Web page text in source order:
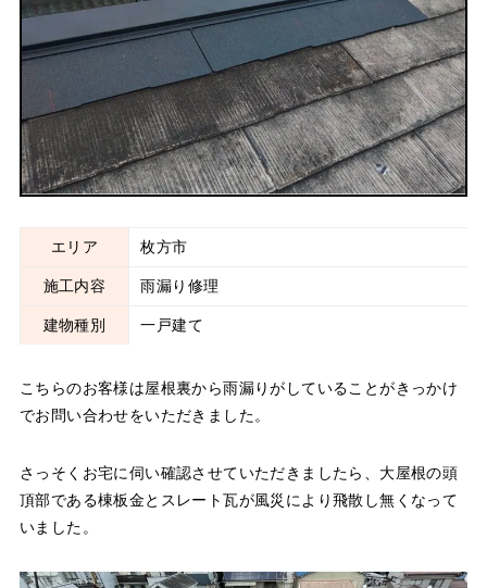
エリア 枚方市
施工内容 雨漏り修理
建物種別 一戸建て
こちらのお客様は屋根裏から雨漏りがしていることがきっかけ
でお問い合わせをいただきました。
さっそくお宅に伺い確認させていただきましたら、大屋根の頭
頂部である棟板金とスレート瓦が風災により飛散し無くなって
いました。